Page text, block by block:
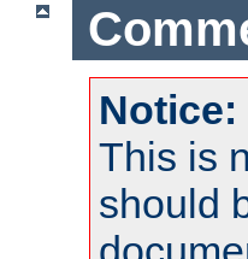
Notice:
This is
should